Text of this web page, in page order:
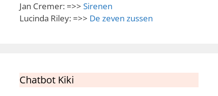
Jan Cremer: =>> Sirenen
Lucinda Riley: =>> De zeven zussen
Chatbot Kiki